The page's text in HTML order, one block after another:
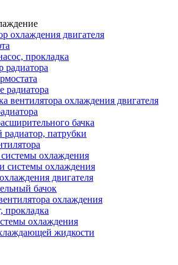
охлаждения двигателя
прокладка
радиатора
радиатора
вентилятора охлаждения двигателя
бачка
патрубки
охлаждения
системы охлаждения
двигателя
бачок
охлаждения
прокладка
охлаждения
жидкости